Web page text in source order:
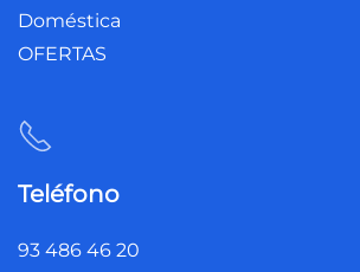
Doméstica
OFERTAS
Teléfono
93 486 46 20